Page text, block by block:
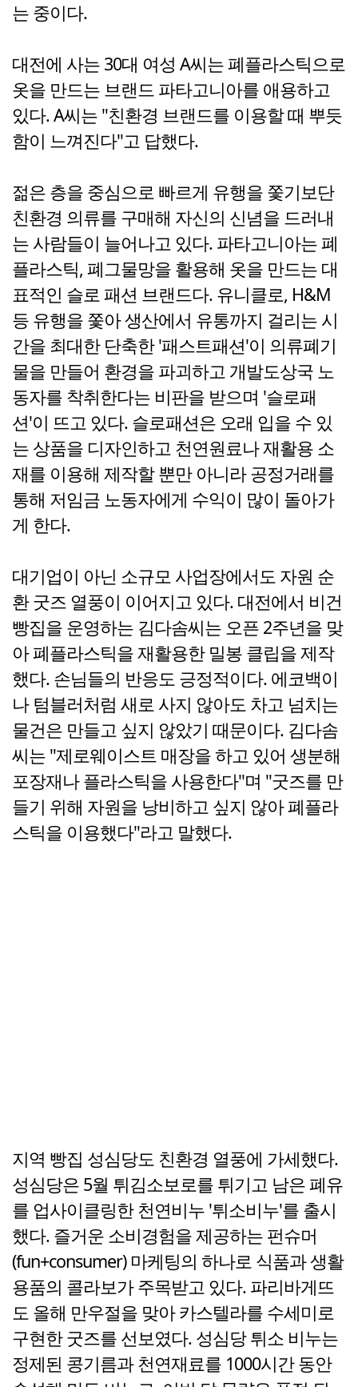
는 중이다.
대전에 사는 30대 여성 A씨는 폐플라스틱으로
옷을 만드는 브랜드 파타고니아를 애용하고
있다. A씨는 "친환경 브랜드를 이용할 때 뿌듯
함이 느껴진다"고 답했다.
젊은 층을 중심으로 빠르게 유행을 쫓기보단
친환경 의류를 구매해 자신의 신념을 드러내
는 사람들이 늘어나고 있다. 파타고니아는 폐
플라스틱, 폐그물망을 활용해 옷을 만드는 대
표적인 슬로 패션 브랜드다. 유니클로, H&M
등 유행을 쫓아 생산에서 유통까지 걸리는 시
간을 최대한 단축한 '패스트패션'이 의류폐기
물을 만들어 환경을 파괴하고 개발도상국 노
동자를 착취한다는 비판을 받으며 '슬로패
션'이 뜨고 있다. 슬로패션은 오래 입을 수 있
는 상품을 디자인하고 천연원료나 재활용 소
재를 이용해 제작할 뿐만 아니라 공정거래를
통해 저임금 노동자에게 수익이 많이 돌아가
게 한다.
대기업이 아닌 소규모 사업장에서도 자원 순
환 굿즈 열풍이 이어지고 있다. 대전에서 비건
빵집을 운영하는 김다솜씨는 오픈 2주년을 맞
아 폐플라스틱을 재활용한 밀봉 클립을 제작
했다. 손님들의 반응도 긍정적이다. 에코백이
나 텀블러처럼 새로 사지 않아도 차고 넘치는
물건은 만들고 싶지 않았기 때문이다. 김다솜
씨는 "제로웨이스트 매장을 하고 있어 생분해
포장재나 플라스틱을 사용한다"며 "굿즈를 만
들기 위해 자원을 낭비하고 싶지 않아 폐플라
스틱을 이용했다"라고 말했다.
지역 빵집 성심당도 친환경 열풍에 가세했다.
성심당은 5월 튀김소보로를 튀기고 남은 폐유
를 업사이클링한 천연비누 '튀소비누'를 출시
했다. 즐거운 소비경험을 제공하는 펀슈머
(fun+consumer) 마케팅의 하나로 식품과 생활
용품의 콜라보가 주목받고 있다. 파리바게뜨
도 올해 만우절을 맞아 카스텔라를 수세미로
구현한 굿즈를 선보였다. 성심당 튀소 비누는
정제된 콩기름과 천연재료를 1000시간 동안